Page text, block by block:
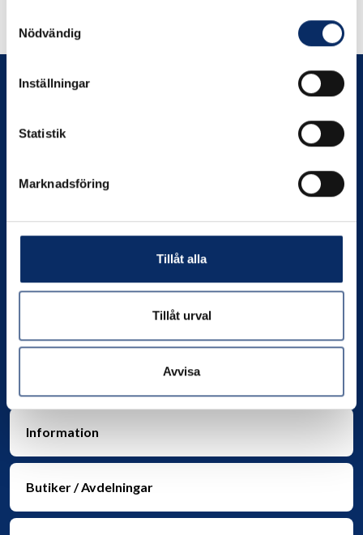
Nödvändig
Inställningar
Statistik
Marknadsföring
Tillåt alla
Tillåt urval
Avvisa
Kontakta oss
Telefon:0706-390802
info@nilssonsjarnhandel.se
Information
Butiker / Avdelningar